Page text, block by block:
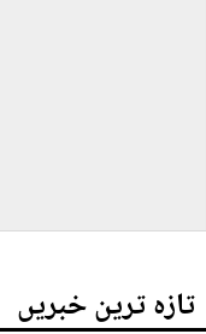
تازہ ترین خبریں